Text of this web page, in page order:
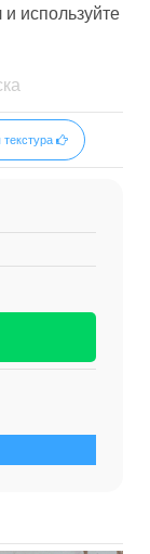
используйте